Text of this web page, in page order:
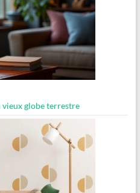
globe terrestre